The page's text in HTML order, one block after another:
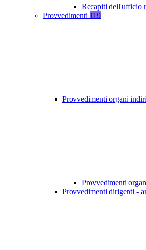
Recapiti dell'ufficio
Provvedimenti 119
Provvedimenti organi
Provvedimenti
Provvedimenti dirigenti -